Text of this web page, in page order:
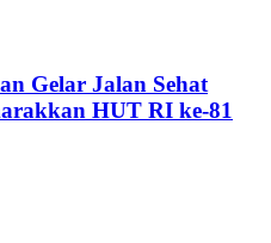
Gelar Jalan Sehat
HUT RI ke-81